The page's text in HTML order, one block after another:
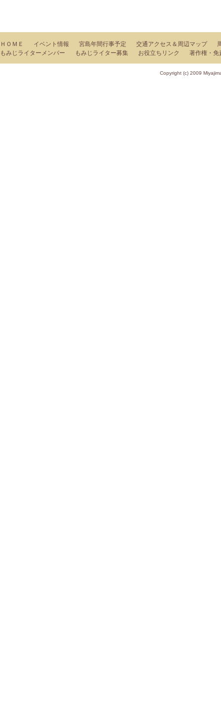
ＨＯＭＥ イベント情報 宮島年間行事予定 交通アクセス＆周辺マップ
もみじライターメンバー
もみじライター募集 お役立ちリンク 著作権・免
Copyright (c) 2009